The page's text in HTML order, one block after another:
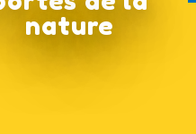
nature